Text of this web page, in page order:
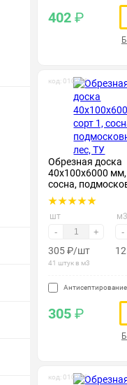
402 ₽
код: 010116
Обрезная доска
40х100х6000 мм,
сосна,
шт
- +
305₽/шт
41 штук в м3
м3
-
305 ₽
код: 010196